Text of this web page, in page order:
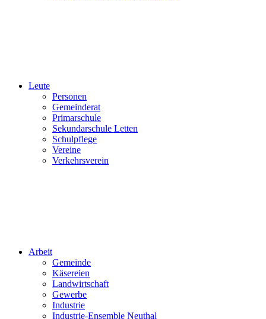
Leute
Personen
Gemeinderat
Primarschule
Sekundarschule Letten
Schulpflege
Vereine
Verkehrsverein
Arbeit
Gemeinde
Käsereien
Landwirtschaft
Gewerbe
Industrie
Industrie-Ensemble Neuthal